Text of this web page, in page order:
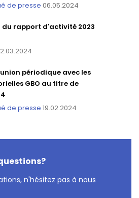
de presse 06.05.2024
du rapport d'activité 2023
périodique avec les
GBO au titre de
de presse 19.02.2024
n'hésitez pas à nous